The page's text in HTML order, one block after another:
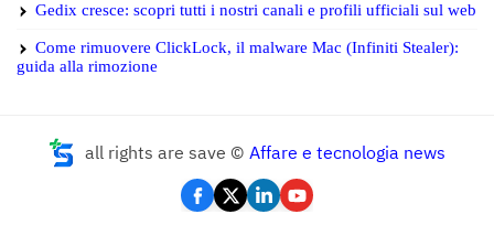
Gedix cresce: scopri tutti i nostri canali e profili ufficiali sul web
Come rimuovere ClickLock, il malware Mac (Infiniti Stealer):
guida alla rimozione
all rights are save © Affare e tecnologia news